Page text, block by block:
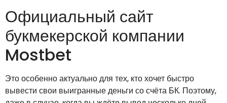
Официальный сайт
букмекерской компании
Mostbet
Это особенно актуально для тех, кто хочет быстро
вывести свои выигранные деньги со счёта БК. Поэтому,